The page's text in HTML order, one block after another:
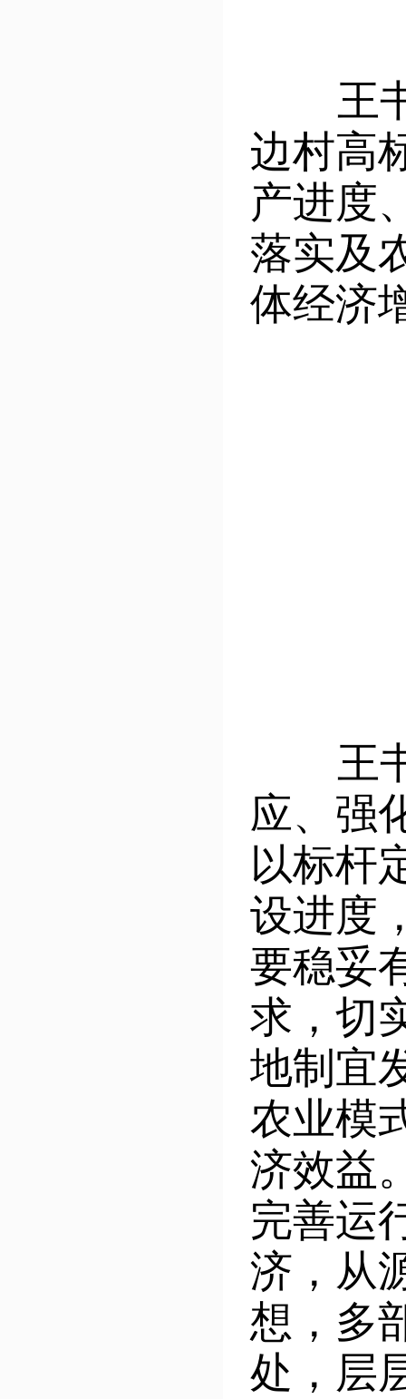
王书
边村高
产进度
落实及
体经济
王书
应、强
以标杆
设进度
要稳妥
求，切
地制宜
农业模
济效益
完善运
济，从
想，多
处，层